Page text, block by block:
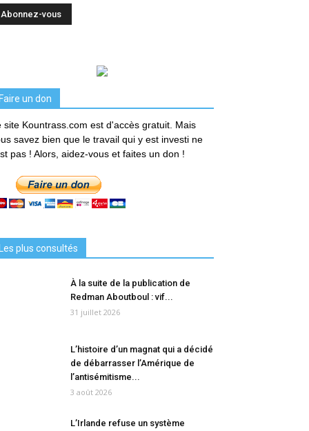
Faire un don
site Kountrass.com est d'accès gratuit. Mais
savez bien que le travail qui y est investi ne
pas ! Alors, aidez-vous et faites un don !
Les plus consultés
À la suite de la publication de
Redman Aboutboul : vif...
31 juillet 2026
L’histoire d’un magnat qui a décidé
de débarrasser l’Amérique de
l’antisémitisme...
3 août 2026
L’Irlande refuse un système